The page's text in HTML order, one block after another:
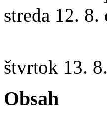
streda 12. 8.
štvrtok 13. 8.
Obsah